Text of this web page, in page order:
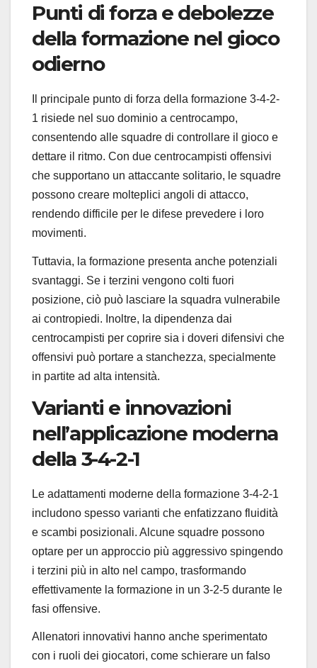
Punti di forza e debolezze
della formazione nel gioco
odierno
Il principale punto di forza della formazione 3-4-2-
1 risiede nel suo dominio a centrocampo,
consentendo alle squadre di controllare il gioco e
dettare il ritmo. Con due centrocampisti offensivi
che supportano un attaccante solitario, le squadre
possono creare molteplici angoli di attacco,
rendendo difficile per le difese prevedere i loro
movimenti.
Tuttavia, la formazione presenta anche potenziali
svantaggi. Se i terzini vengono colti fuori
posizione, ciò può lasciare la squadra vulnerabile
ai contropiedi. Inoltre, la dipendenza dai
centrocampisti per coprire sia i doveri difensivi che
offensivi può portare a stanchezza, specialmente
in partite ad alta intensità.
Varianti e innovazioni
nell’applicazione moderna
della 3-4-2-1
Le adattamenti moderne della formazione 3-4-2-1
includono spesso varianti che enfatizzano fluidità
e scambi posizionali. Alcune squadre possono
optare per un approccio più aggressivo spingendo
i terzini più in alto nel campo, trasformando
effettivamente la formazione in un 3-2-5 durante le
fasi offensive.
Allenatori innovativi hanno anche sperimentato
con i ruoli dei giocatori, come schierare un falso